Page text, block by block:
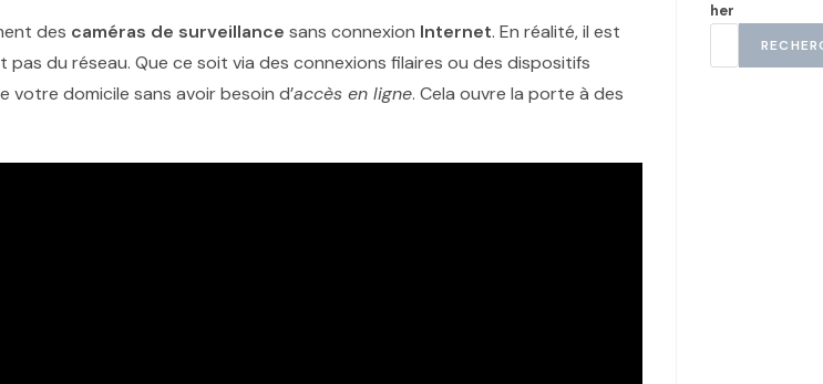
des caméras de surveillance sans connexion Internet. En réalité, il est
du réseau. Que ce soit via des connexions filaires ou des dispositifs
domicile sans avoir besoin d’accès en ligne. Cela ouvre la porte à des
her